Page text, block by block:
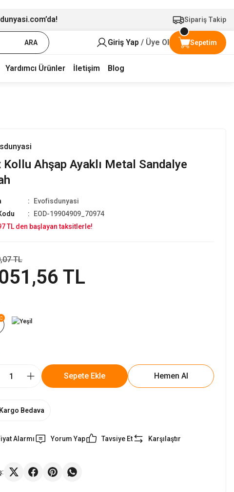
Sipariş Takip
ARA Giriş Yap / Üye Ol Sepetim
Yardımcı Ürünler İletişim Blog
Kollu Ahşap Ayaklı Metal Sandalye
Evofisdunyasi
EOD-19904909_70974
TL den başlayan taksitlerle!
TL
TL
Sepete Ekle Hemen Al
Kargo Bedava
Alarmı Yorum Yap Tavsiye Et Karşılaştır